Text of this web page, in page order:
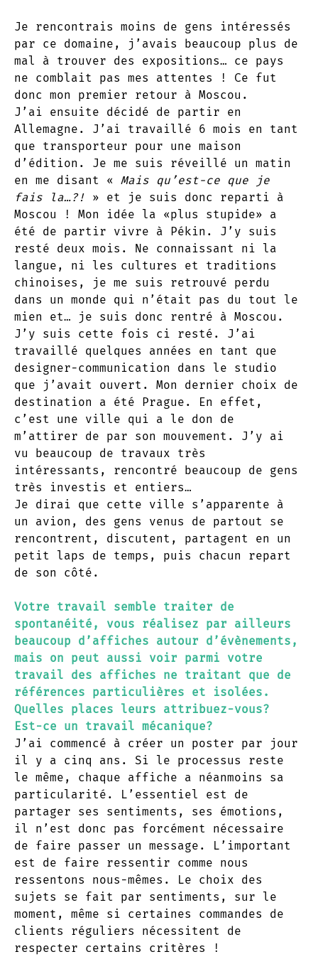
Je rencontrais moins de gens intéressés
par ce domaine, j’avais beaucoup plus de
mal à trouver des expositions… ce pays
ne comblait pas mes attentes ! Ce fut
donc mon premier retour à Moscou.
J’ai ensuite décidé de partir en
Allemagne. J’ai travaillé 6 mois en tant
que transporteur pour une maison
d’édition. Je me suis réveillé un matin
en me disant « Mais qu’est-ce que je
fais la…?! » et je suis donc reparti à
Moscou ! Mon idée la «plus stupide» a
été de partir vivre à Pékin. J’y suis
resté deux mois. Ne connaissant ni la
langue, ni les cultures et traditions
chinoises, je me suis retrouvé perdu
dans un monde qui n’était pas du tout le
mien et… je suis donc rentré à Moscou.
J’y suis cette fois ci resté. J’ai
travaillé quelques années en tant que
designer-communication dans le studio
que j’avait ouvert. Mon dernier choix de
destination a été Prague. En effet,
c’est une ville qui a le don de
m’attirer de par son mouvement. J’y ai
vu beaucoup de travaux très
intéressants, rencontré beaucoup de gens
très investis et entiers…
Je dirai que cette ville s’apparente à
un avion, des gens venus de partout se
rencontrent, discutent, partagent en un
petit laps de temps, puis chacun repart
de son côté.
Votre travail semble traiter de
spontanéité, vous réalisez par ailleurs
beaucoup d’affiches autour d’évènements,
mais on peut aussi voir parmi votre
travail des affiches ne traitant que de
références particulières et isolées.
Quelles places leurs attribuez-vous?
Est-ce un travail mécanique?
J’ai commencé à créer un poster par jour
il y a cinq ans. Si le processus reste
le même, chaque affiche a néanmoins sa
particularité. L’essentiel est de
partager ses sentiments, ses émotions,
il n’est donc pas forcément nécessaire
de faire passer un message. L’important
est de faire ressentir comme nous
ressentons nous-mêmes. Le choix des
sujets se fait par sentiments, sur le
moment, même si certaines commandes de
clients réguliers nécessitent de
respecter certains critères !